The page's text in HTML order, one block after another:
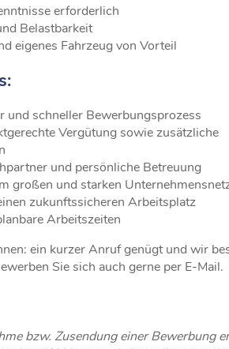
erforderlich
Belastbarkeit
eigenes Fahrzeug von Vorteil
und schneller Bewerbungsprozess
Vergütung sowie zusätzliche
und persönliche Betreuung
großen und starken
zukunftssicheren Arbeitsplatz
Arbeitszeiten
ein kurzer Anruf genügt und wir
Sie sich auch gerne per E-Mail.
bzw. Zusendung einer Bewerbung